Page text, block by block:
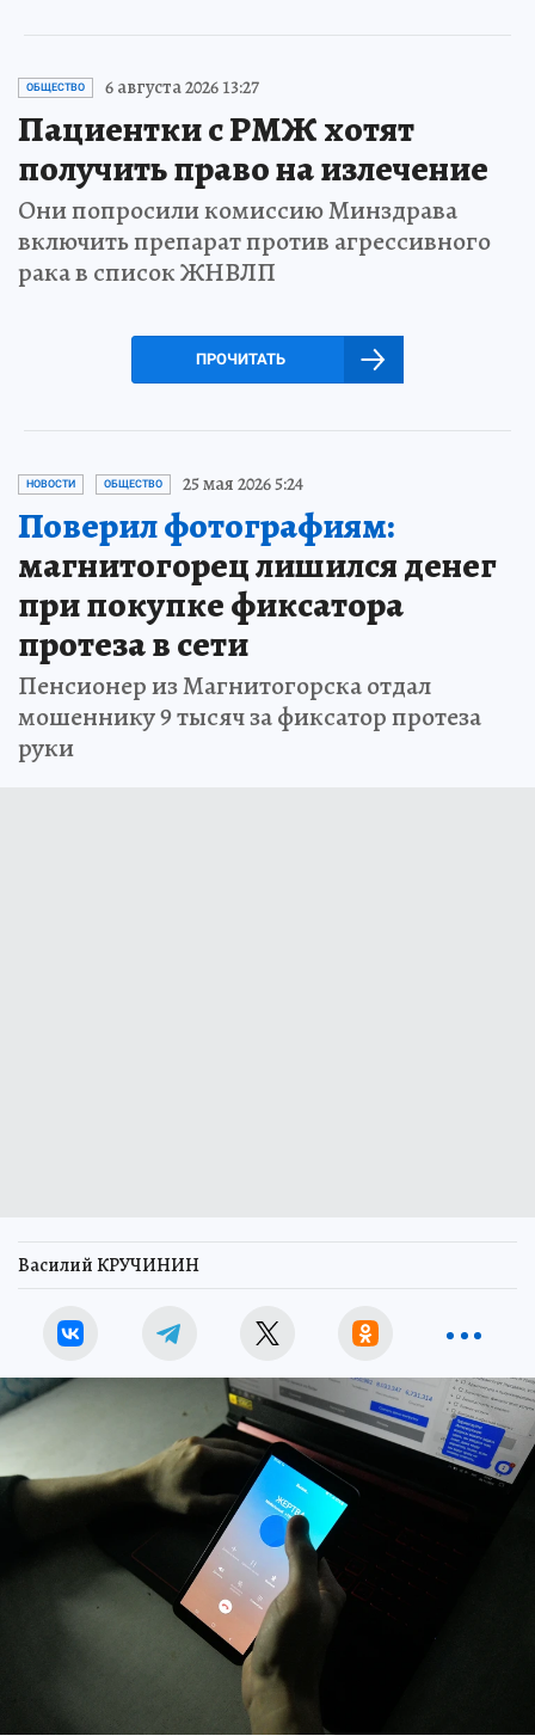
ОБЩЕСТВО 6 августа 2026 13:27
Пациентки с РМЖ хотят
получить право на излечение
Они попросили комиссию Минздрава
включить препарат против агрессивного
рака в список ЖНВЛП
ПРОЧИТАТЬ
НОВОСТИ ОБЩЕСТВО 25 мая 2026 5:24
Поверил фотографиям:
магнитогорец лишился денег
при покупке фиксатора
протеза в сети
Пенсионер из Магнитогорска отдал
мошеннику 9 тысяч за фиксатор протеза
руки
Василий КРУЧИНИН